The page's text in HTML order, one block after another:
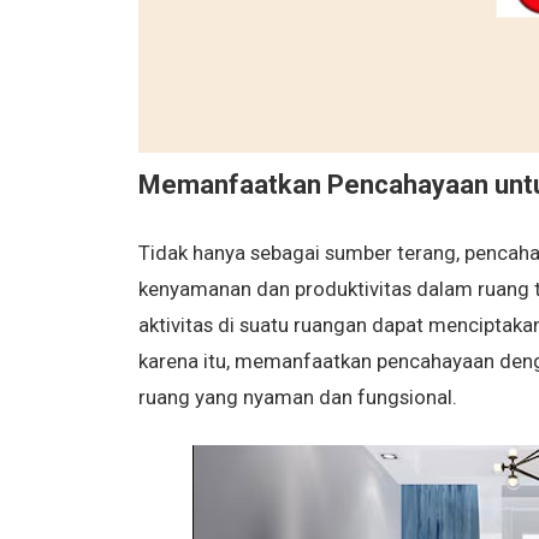
Memanfaatkan Pencahayaan
Tidak hanya sebagai sumber terang,
kenyamanan dan produktivitas dalam ruang
aktivitas di suatu ruangan dapat
karena itu, memanfaatkan pencahayaan
ruang yang nyaman dan fungsional.